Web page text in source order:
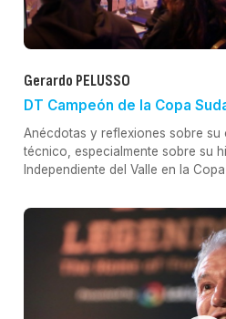
Gerardo PELUSSO
DT Campeón de la Copa
Anécdotas y reflexiones sobre
técnico, especialmente sobre su
Independiente del Valle en la